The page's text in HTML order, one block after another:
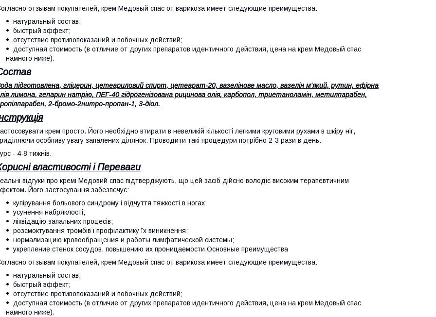
отзывам покупателей, крем Медовый спас от варикоза имеет следующие преимущества:
натуральный состав;
быстрый эффект;
отсутствие противопоказаний и побочных действий;
доступная стоимость (в отличие от других препаратов идентичного действия, цена на крем Медовый спас
намного ниже).
підготовлена, гліцерин, цетеариловий спирт, цетеарат-20, вазелінове масло, вазелін м'який, рутин, ефірна
лимона, гепарин натрію, ПЕГ-40 гідрогенізована рицинова олія, карбопол, триетаноламін, метилпарабен,
2-бромо-2нитро-пропан-1, 3-діол.
крем просто. Його необхідно втирати в невеликій кількості легкими круговими рухами в шкіру ніг,
особливу увагу запалених ділянок. Проводити такі процедури потрібно 2-3 рази в день.
- 4-8 тижнів.
властивості і Переваги
відгуки про кремі Медовий спас підтверджують, що цей засіб дійсно володіє високим терапевтичним
Його застосування забезпечує:
купірування больового синдрому і відчуття тяжкості в ногах;
усунення набряклості;
ліквідацію запальних процесів;
розсмоктування тромбів і профілактику їх виникнення;
нормализацию кровообращения и работы лимфатической системы;
укрепление стенок сосудов, повышению их проницаемости.Основные преимущества
отзывам покупателей, крем Медовый спас от варикоза имеет следующие преимущества:
натуральный состав;
быстрый эффект;
отсутствие противопоказаний и побочных действий;
доступная стоимость (в отличие от других препаратов идентичного действия, цена на крем Медовый спас
намного ниже).